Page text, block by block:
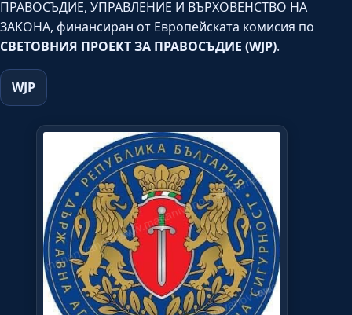
ПРАВОСЪДИЕ, УПРАВЛЕНИЕ И ВЪРХОВЕНСТВО НА
ЗАКОНА, финансиран от Европейската комисия по
СВЕТОВНИЯ ПРОЕКТ ЗА ПРАВОСЪДИЕ (WJP).
WJP